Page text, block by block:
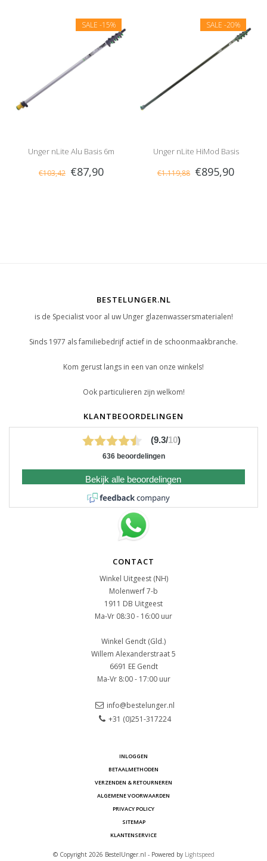
SALE -15%
Unger nLite Alu Basis 6m
Telescoopsteel
€103,42 €87,90
SALE -20%
Unger nLite HiMod Basis
Telescoopsteel
€1.119,88 €895,90
BESTELUNGER.NL
is de Specialist voor al uw Unger glazenwassersmaterialen!
Sinds 1977 als familiebedrijf actief in de schoonmaakbranche.
Kom gerust langs in een van onze winkels!
Ook particulieren zijn welkom!
KLANTBEOORDELINGEN
(9.3/10)
636 beoordelingen
Bekijk alle beoordelingen
CONTACT
Winkel Uitgeest (NH)
Molenwerf 7-b
1911 DB Uitgeest
Ma-Vr 08:30 - 16:00 uur
Winkel Gendt (Gld.)
Willem Alexanderstraat 5
6691 EE Gendt
Ma-Vr 8:00 - 17:00 uur
info@bestelunger.nl
+31 (0)251-317224
INLOGGEN
BETAALMETHODEN
VERZENDEN & RETOURNEREN
ALGEMENE VOORWAARDEN
PRIVACY POLICY
SITEMAP
KLANTENSERVICE
© Copyright 2026 BestelUnger.nl - Powered by Lightspeed